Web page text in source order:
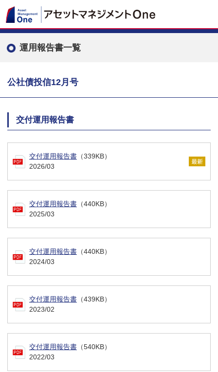
運用報告書一覧
公社債投信12月号
交付運用報告書
交付運用報告書 （339KB）
2026/03
交付運用報告書 （440KB）
2025/03
交付運用報告書 （440KB）
2024/03
交付運用報告書 （439KB）
2023/02
交付運用報告書 （540KB）
2022/03